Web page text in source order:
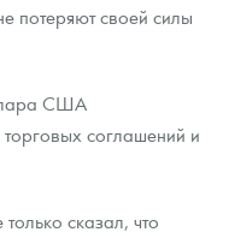
своей силы
США
соглашений и
сказал, что